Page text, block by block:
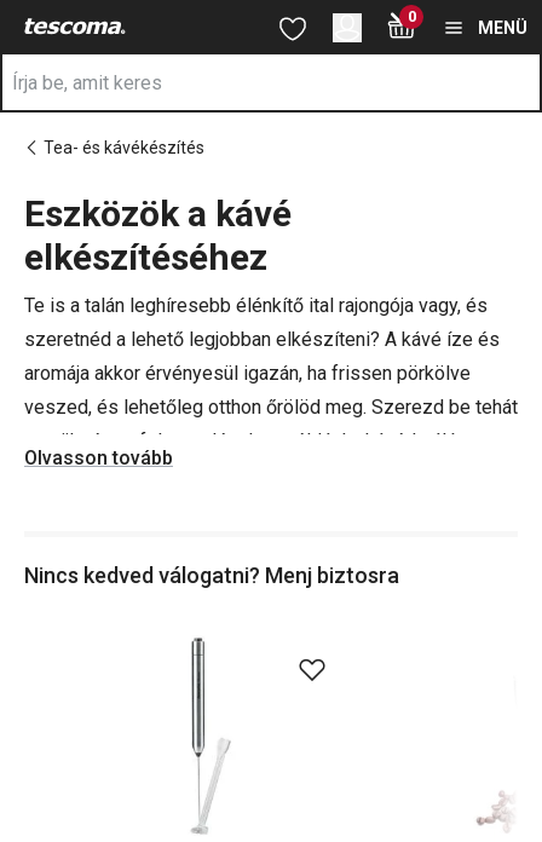
A Kávékészítő eszközök oldalon tartózkodik
Ugrás a fő tartalomhoz
Ugrás a kereséshez
Ugrás a navigációhoz 0
MENÜ
Tea- és kávékészítés
Eszközök a kávé
elkészítéséhez
Te is a talán leghíresebb élénkítő ital rajongója vagy, és
szeretnéd a lehető legjobban elkészíteni? A kávé íze és
aromája akkor érvényesül igazán, ha frissen pörkölve
veszed, és lehetőleg otthon őrölöd meg. Szerezd be tehát
a szükséges felszereléseket, például a kávédarálót, a
tejhabosítót vagy a kávéadagoló kanalat. A praktikus
Tipp: Otthon ateakészítéshez is jó hasznát veheted
és máskütyüket
Olvasson tovább
Nincs kedved válogatni? Menj biztosra